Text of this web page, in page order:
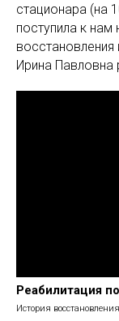
стационара (на
поступила к
восстановления
Ирина
Реабилитация
История